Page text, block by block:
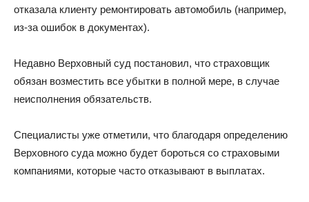
отказала клиенту ремонтировать автомобиль (например,
из-за ошибок в документах).
Недавно Верховный суд постановил, что страховщик
обязан возместить все убытки в полной мере, в случае
неисполнения обязательств.
Специалисты уже отметили, что благодаря определению
Верховного суда можно будет бороться со страховыми
компаниями, которые часто отказывают в выплатах.